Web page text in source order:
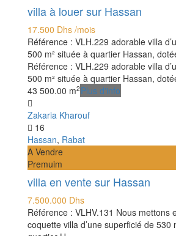
villa à louer sur Hassan
17.500 Dhs /mois
Référence : VLH.229 adorable villa
500 m² située à quartier Hassan,
Référence : VLH.229 adorable villa
500 m² située à quartier Hassan,
43 500.00 m2Plus d'info
Zakaria Kharouf
16
Hassan, Rabat
A Vendre
Premuim
villa en vente sur Hassan
7.500.000 Dhs
Référence : VLHV.131 Nous mettons
coquette villa d’une superficié de 530